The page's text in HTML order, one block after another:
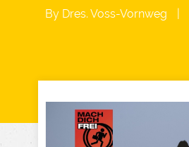
By Dres. Voss-Vornweg